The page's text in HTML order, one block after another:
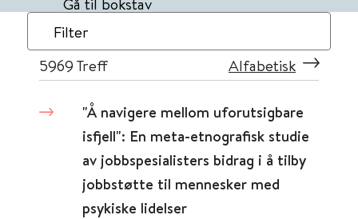
Filter
5969 Treff Alfabetisk
"Å navigere mellom uforutsigbare
isfjell": En meta-etnografisk studie
av jobbspesialisters bidrag i å tilby
jobbstøtte til mennesker med
psykiske lidelser